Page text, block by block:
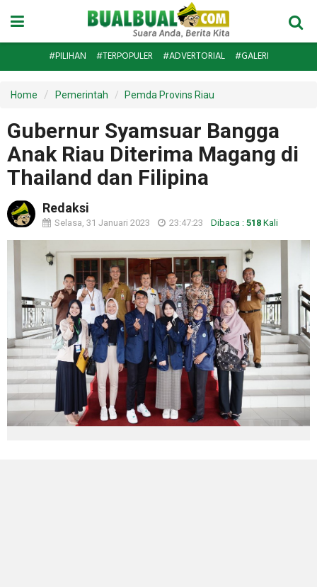
#PILIHAN #TERPOPULER #ADVERTORIAL #GALERI
Home Pemerintah Pemda Provins Riau
Gubernur Syamsuar Bangga
Anak Riau Diterima Magang di
Thailand dan Filipina
Redaksi
Selasa, 31 Januari 2023 23:47:23 Dibaca : 518 Kali